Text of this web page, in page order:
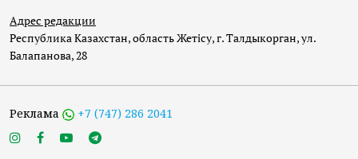
Адрес редакции
Республика Казахстан, область Жетісу, г. Талдыкорган, ул.
Балапанова, 28
Реклама +7 (747) 286 2041